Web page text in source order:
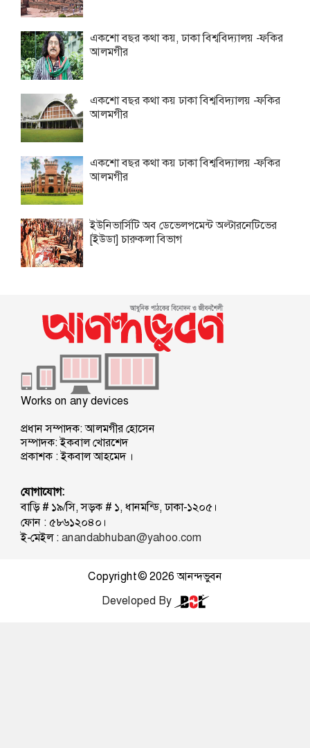
একশো বছর কথা কয়, ঢাকা বিশ্ববিদ্যালয় -ফকির
আলমগীর
একশো বছর কথা কয় ঢাকা বিশ্ববিদ্যালয় -ফকির
আলমগীর
একশো বছর কথা কয় ঢাকা বিশ্ববিদ্যালয় -ফকির
আলমগীর
ইউনিভার্সিটি অব ডেভেলপমেন্ট অল্টারনেটিভের
[ইউডা] চারুকলা বিভাগ
Works on any devices
প্রধান সম্পাদক: আলমগীর হোসেন
সম্পাদক: ইকবাল খোরশেদ
প্রকাশক : ইকবাল আহমেদ ।
যোগাযোগ:
বাড়ি # ১৯/সি, সড়ক # ১, ধানমন্ডি, ঢাকা-১২০৫।
ফোন : ৫৮৬১২০৪০।
ই-মেইল :anandabhuban@yahoo.com
Copyright © 2026আনন্দভুবন
Developed By